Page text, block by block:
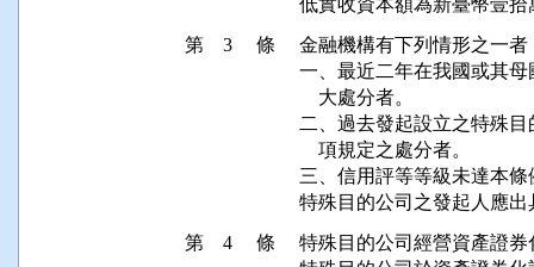
第 3 條
金融機構有下列情形之一
一、最近二年在我國或其
    大處分者。
二、過去發起設立之特殊
    項規定之處分者。
三、信用評等等級未達本
第 4 條 特殊目的公司經營資產證